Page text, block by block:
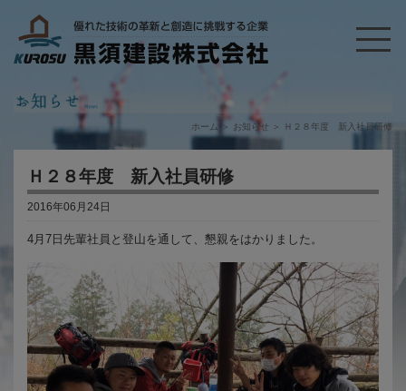
ホーム ＞ お知らせ ＞ Ｈ２８年度 新入社員研修
Ｈ２８年度 新入社員研修
2016年06月24日
4月7日先輩社員と登山を通して、懇親をはかりました。